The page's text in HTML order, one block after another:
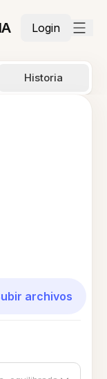
Login
Historia
archivos